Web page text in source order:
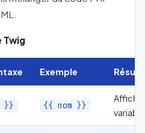
Twig
Exemple
}} {{ nom }}
Affiche
variable